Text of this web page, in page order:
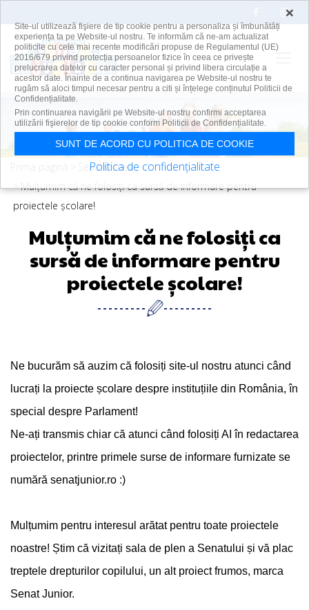
Skip to main content
Prima pagină
Senatul meu
Mulțumim că ne folosiți ca sursă de informare pentru
proiectele școlare!
Mulțumim că ne folosiți ca
sursă de informare pentru
proiectele școlare!
Ne bucurăm să auzim că folosiți site-ul nostru atunci când
lucrați la proiecte școlare despre instituțiile din România, în
special despre Parlament!
Ne-ați transmis chiar că atunci când folosiți AI în redactarea
proiectelor, printre primele surse de informare furnizate se
numără senatjunior.ro :)
Mulțumim pentru interesul arătat pentru toate proiectele
noastre! Știm că vizitați sala de plen a Senatului și vă plac
treptele drepturilor copilului, un alt proiect frumos, marca
Senat Junior.
×
Site-ul utilizează fişiere de tip cookie pentru a personaliza și îmbunătăți
experiența ta pe Website-ul nostru. Te informăm că ne-am actualizat
politicile cu cele mai recente modificări propuse de Regulamentul (UE)
2016/679 privind protecția persoanelor fizice în ceea ce privește
prelucrarea datelor cu caracter personal și privind libera circulație a
acestor date. Înainte de a continua navigarea pe Website-ul nostru te
rugăm să aloci timpul necesar pentru a citi și înțelege conținutul Politicii de
Confidențialitate.
Prin continuarea navigării pe Website-ul nostru confirmi acceptarea
utilizării fişierelor de tip cookie conform Politicii de Confidențialitate.
SUNT DE ACORD CU POLITICA DE COOKIE
Politica de confidențialitate